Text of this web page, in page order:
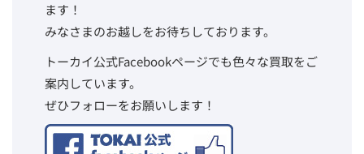
ます！
みなさまのお越しをお待ちしております。
トーカイ公式Facebookページでも色々な買取をご
案内しています。
ぜひフォローをお願いします！